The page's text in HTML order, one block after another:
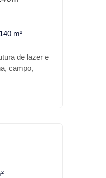
140 m²
de lazer e
campo,